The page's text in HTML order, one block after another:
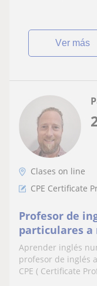
ver más
Clases on line
CPE Certificate
Profesor de
particulares a
adultos
Aprender inglés
profesor de inglés
CPE ( Certificate